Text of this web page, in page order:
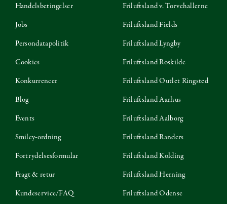
Handelsbetingelser
Jobs
Persondatapolitik
Cookies
Konkurrencer
Blog
Events
Smiley-ordning
Fortrydelsesformular
Fragt & retur
Kundeservice/FAQ
Friluftsland v. Torvehallerne
Friluftsland Fields
Friluftsland Lyngby
Friluftsland Roskilde
Friluftsland Outlet Ringsted
Friluftsland Aarhus
Friluftsland Aalborg
Friluftsland Randers
Friluftsland Kolding
Friluftsland Herning
Friluftsland Odense